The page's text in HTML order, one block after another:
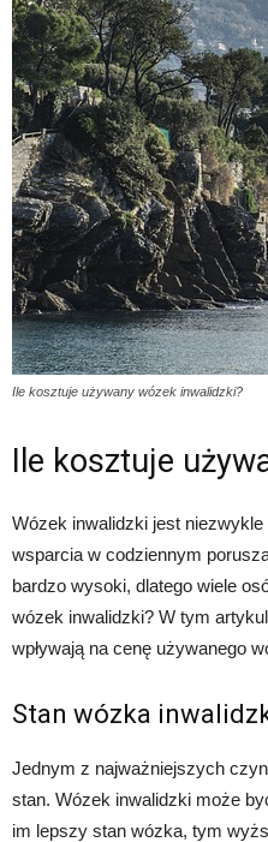
Ile kosztuje używany wózek inwalidzki?
Ile kosztuje
Wózek inwalidzki jest
wsparcia w codziennym
bardzo wysoki, dlatego wiele
wózek inwalidzki? W tym
wpływają na cenę używanego
Stan wózka
Jednym z najważniejszych
stan. Wózek inwalidzki może
im lepszy stan wózka, tym